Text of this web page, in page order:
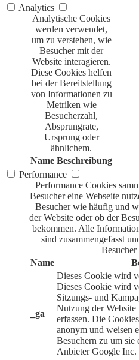
Analytics
Analytische Cookies
werden verwendet,
um zu verstehen, wie
Besucher mit der
Website interagieren.
Diese Cookies helfen
bei der Bereitstellung
von Informationen zu
Metriken wie
Besucherzahl,
Absprungrate,
Ursprung oder
ähnlichem.
Name Beschreibung
Performance
Performance Cookies
Besucher eine Webseite
Besucher wie häufig und
der Website oder ob der
bekommen. Alle
sind zusammengefasst
Name
_ga
Dieses Cookie wird
Dieses Cookie wird
Sitzungs- und
Nutzung der
erfassen. Die
anonym und weisen
Besuchern zu um
Anbieter Google Inc.